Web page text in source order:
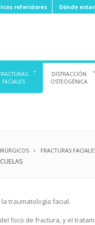
referidores Dónde
FACIALES
DISTRACCIÓN
OSTEOGÉNICA
FRACTURAS
traumatología facial.
foco de fractura, y el